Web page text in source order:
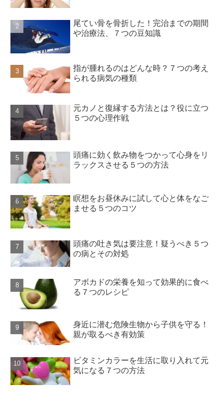
尾てい骨を骨折した！完治までの期間
や治療法、７つの豆知識
指が腫れるのはどんな時？７つの考え
られる病気の種類
元カノと復縁する方法とは？役に立つ
５つの心理作戦
頭痛に効く飲み物をつかって心身をリ
ラックスさせる５つの方法
瞑想をお昼休みに試して心と体をなご
ませる５つのコツ
頭痛の吐き気は要注意！疑うべき５つ
の病とその対処
アボカドの栄養を知って効果的に食べ
る７つのレシピ
身近に潜む危険生物から子供を守る！
親が取るべき有効策
ビタミンカラーを生活に取り入れて元
気になる７つの方法